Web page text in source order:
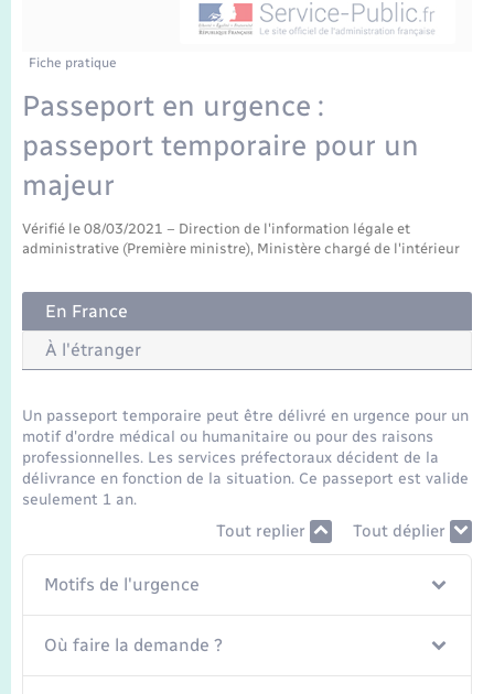
Mariage – PACS
Parrainage civil
Recensement
Fiche pratique
Passeport en urgence :
passeport temporaire pour un
majeur
Vérifié le 08/03/2021 – Direction de l'information légale et
administrative (Première ministre), Ministère chargé de l'intérieur
En France
À l'étranger
Un passeport temporaire peut être délivré en urgence pour un
motif d'ordre médical ou humanitaire ou pour des raisons
professionnelles. Les services préfectoraux décident de la
délivrance en fonction de la situation. Ce passeport est valide
seulement 1 an.
Tout replier Tout déplier
Motifs de l'urgence
Où faire la demande ?